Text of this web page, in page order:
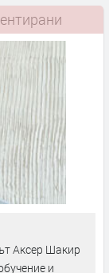
Аксер Шакир
и